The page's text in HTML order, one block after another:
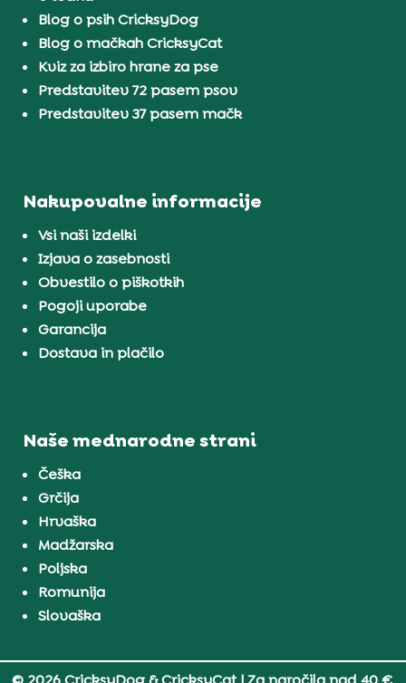
Blog o psih CricksyDog
Blog o mačkah CricksyCat
Kviz za izbiro hrane za pse
Predstavitev 72 pasem psov
Predstavitev 37 pasem mačk
Nakupovalne informacije
Vsi naši izdelki
Izjava o zasebnosti
Obvestilo o piškotkih
Pogoji uporabe
Garancija
Dostava in plačilo
Naše mednarodne strani
Češka
Grčija
Hrvaška
Madžarska
Poljska
Romunija
Slovaška